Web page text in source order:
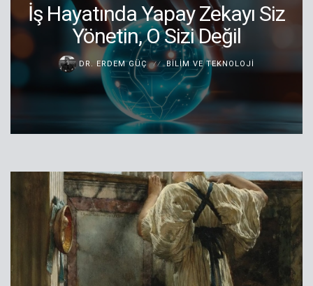
İş Hayatında Yapay Zekayı Siz
Yönetin, O Sizi Değil
DR. ERDEM GÜÇ BILIM VE TEKNOLOJI